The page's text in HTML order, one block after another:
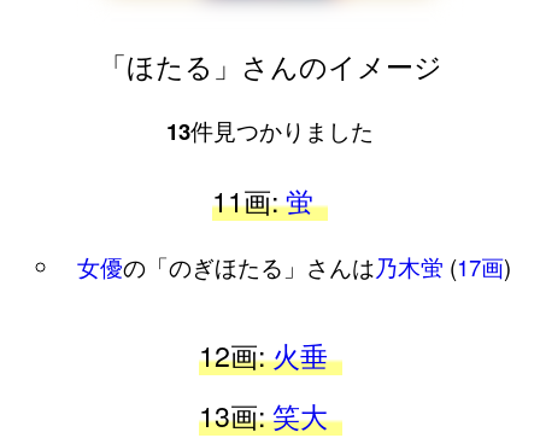
「ほたる」さんのイメージ
13件見つかりました
11画:蛍
女優の「のぎほたる」さんは乃木蛍 (17画)
12画:火垂
13画:笑大